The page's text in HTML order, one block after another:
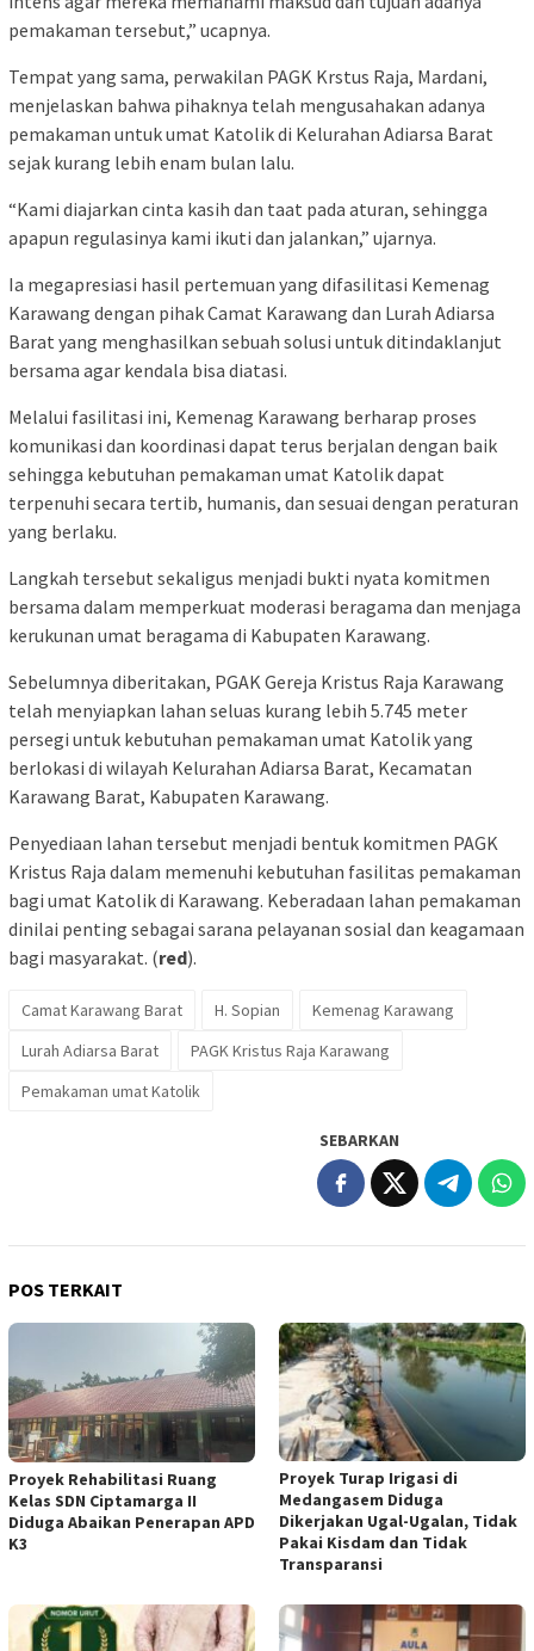
pemakaman tersebut,” ucapnya.
Tempat yang sama, perwakilan PAGK Krstus Raja, Mardani,
menjelaskan bahwa pihaknya telah mengusahakan adanya
pemakaman untuk umat Katolik di Kelurahan Adiarsa Barat
sejak kurang lebih enam bulan lalu.
“Kami diajarkan cinta kasih dan taat pada aturan, sehingga
apapun regulasinya kami ikuti dan jalankan,” ujarnya.
Ia megapresiasi hasil pertemuan yang difasilitasi Kemenag
Karawang dengan pihak Camat Karawang dan Lurah Adiarsa
Barat yang menghasilkan sebuah solusi untuk ditindaklanjut
bersama agar kendala bisa diatasi.
Melalui fasilitasi ini, Kemenag Karawang berharap proses
komunikasi dan koordinasi dapat terus berjalan dengan baik
sehingga kebutuhan pemakaman umat Katolik dapat
terpenuhi secara tertib, humanis, dan sesuai dengan peraturan
yang berlaku.
Langkah tersebut sekaligus menjadi bukti nyata komitmen
bersama dalam memperkuat moderasi beragama dan menjaga
kerukunan umat beragama di Kabupaten Karawang.
Sebelumnya diberitakan, PGAK Gereja Kristus Raja Karawang
telah menyiapkan lahan seluas kurang lebih 5.745 meter
persegi untuk kebutuhan pemakaman umat Katolik yang
berlokasi di wilayah Kelurahan Adiarsa Barat, Kecamatan
Karawang Barat, Kabupaten Karawang.
Penyediaan lahan tersebut menjadi bentuk komitmen PAGK
Kristus Raja dalam memenuhi kebutuhan fasilitas pemakaman
bagi umat Katolik di Karawang. Keberadaan lahan pemakaman
dinilai penting sebagai sarana pelayanan sosial dan keagamaan
bagi masyarakat. (red).
Camat Karawang Barat H. Sopian
Kemenag Karawang
Lurah Adiarsa Barat
PAGK Kristus Raja Karawang
Pemakaman umat Katolik
SEBARKAN
POS TERKAIT
Proyek Rehabilitasi Ruang
Kelas SDN Ciptamarga II
Diduga Abaikan Penerapan APD
K3
Proyek Turap Irigasi di
Medangasem Diduga
Dikerjakan Ugal-Ugalan, Tidak
Pakai Kisdam dan Tidak
Transparansi